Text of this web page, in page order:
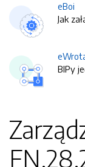
eBoi
Jak
BIPy